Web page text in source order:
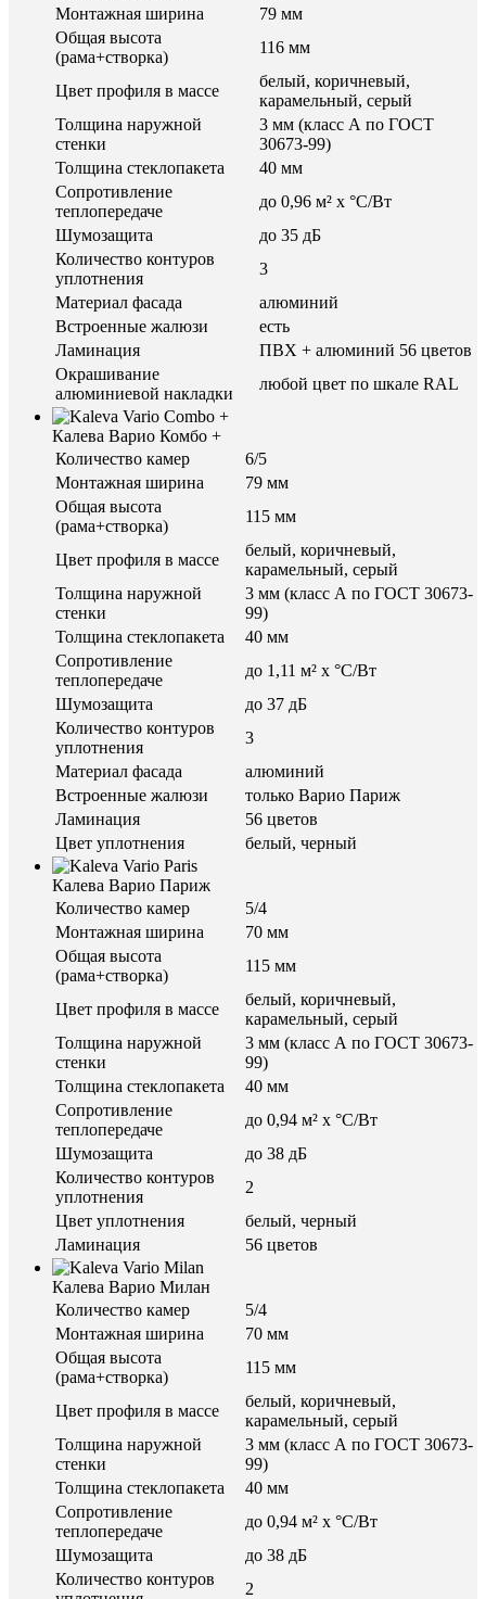
Монтажная ширина
79 мм
Общая высота
(рама+створка)
116 мм
Цвет профиля в массе
белый, коричневый,
карамельный, серый
Толщина наружной
стенки
3 мм (класс А по ГОСТ
30673-99)
Толщина стеклопакета
40 мм
Сопротивление
теплопередаче
до 0,96 м² х °С/Вт
Шумозащита
до 35 дБ
Количество контуров
уплотнения
3
Материал фасада
алюминий
Встроенные жалюзи
есть
Ламинация
ПВХ + алюминий 56 цветов
Окрашивание
алюминиевой накладки
любой цвет по шкале RAL
Калева Варио Комбо +
Количество камер
6/5
Монтажная ширина
79 мм
Общая высота
(рама+створка)
115 мм
Цвет профиля в массе
белый, коричневый,
карамельный, серый
Толщина наружной
стенки
3 мм (класс А по ГОСТ 30673-
99)
Толщина стеклопакета
40 мм
Сопротивление
теплопередаче
до 1,11 м² х °С/Вт
Шумозащита
до 37 дБ
Количество контуров
уплотнения
3
Материал фасада
алюминий
Встроенные жалюзи
только Варио Париж
Ламинация
56 цветов
Цвет уплотнения
белый, черный
Калева Варио Париж
Количество камер
5/4
Монтажная ширина
70 мм
Общая высота
(рама+створка)
115 мм
Цвет профиля в массе
белый, коричневый,
карамельный, серый
Толщина наружной
стенки
3 мм (класс А по ГОСТ 30673-
99)
Толщина стеклопакета
40 мм
Сопротивление
теплопередаче
до 0,94 м² х °С/Вт
Шумозащита
до 38 дБ
Количество контуров
уплотнения
2
Цвет уплотнения
белый, черный
Ламинация
56 цветов
Калева Варио Милан
Количество камер
5/4
Монтажная ширина
70 мм
Общая высота
(рама+створка)
115 мм
Цвет профиля в массе
белый, коричневый,
карамельный, серый
Толщина наружной
стенки
3 мм (класс А по ГОСТ 30673-
99)
Толщина стеклопакета
40 мм
Сопротивление
теплопередаче
до 0,94 м² х °С/Вт
Шумозащита
до 38 дБ
Количество контуров
2